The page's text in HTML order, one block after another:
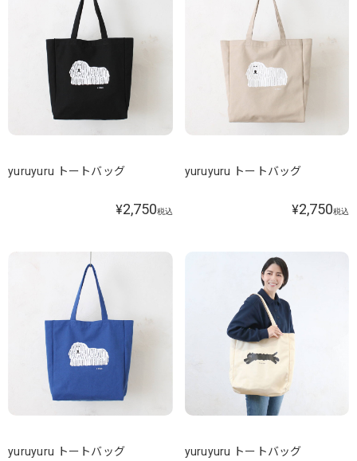
yuruyuru トートバッグ
¥2,750税込
yuruyuru トートバッグ
¥2,750税込
yuruyuru トートバッグ yuruyuru トートバッグ